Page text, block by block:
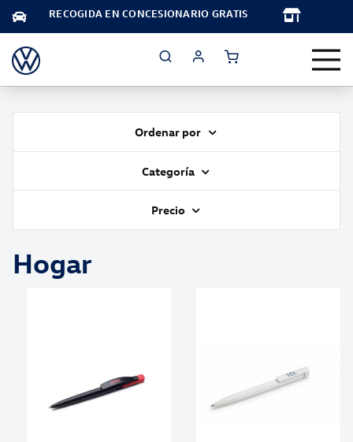
RECOGIDA EN CONCESIONARIO GRATIS
Ordenar por
Categoría
Precio
Hogar